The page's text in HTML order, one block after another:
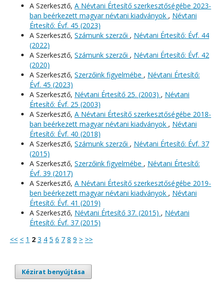
A Szerkesztő, A Névtani Értesítő szerkesztőségébe 2023-
ban beérkezett magyar névtani kiadványok , Névtani
Értesítő: Évf. 45 (2023)
A Szerkesztő, Számunk szerzői , Névtani Értesítő: Évf. 44
(2022)
A Szerkesztő, Számunk szerzői , Névtani Értesítő: Évf. 42
(2020)
A Szerkesztő, Szerzőink figyelmébe , Névtani Értesítő:
Évf. 45 (2023)
A Szerkesztő, Névtani Értesítő 25. (2003) , Névtani
Értesítő: Évf. 25 (2003)
A Szerkesztő, A Névtani Értesítő szerkesztőségébe 2018-
ban beérkezett magyar névtani kiadványok , Névtani
Értesítő: Évf. 40 (2018)
A Szerkesztő, Számunk szerzői , Névtani Értesítő: Évf. 37
(2015)
A Szerkesztő, Szerzőink figyelmébe , Névtani Értesítő:
Évf. 39 (2017)
A Szerkesztő, A Névtani Értesítő szerkesztőségébe 2019-
ben beérkezett magyar névtani kiadványok , Névtani
Értesítő: Évf. 41 (2019)
A Szerkesztő, Névtani Értesítő 37. (2015) , Névtani
Értesítő: Évf. 37 (2015)
<< < 1 2 3 4 5 6 7 8 9 > >>
Kézirat benyújtása